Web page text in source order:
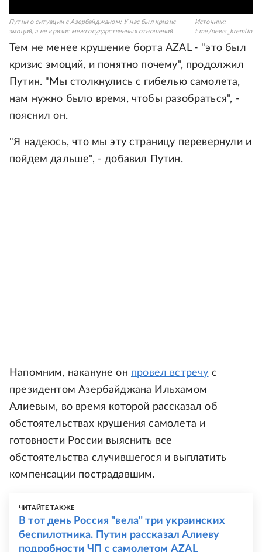
Путин о ситуации с Азербайджаном: У нас был кризис
эмоций, а не кризис межгосударственных отношений
Источник:
t.me/news_kremlin
Тем не менее крушение борта AZAL - "это был
кризис эмоций, и понятно почему", продолжил
Путин. "Мы столкнулись с гибелью самолета,
нам нужно было время, чтобы разобраться", -
пояснил он.
"Я надеюсь, что мы эту страницу перевернули и
пойдем дальше", - добавил Путин.
Напомним, накануне он провел встречу с
президентом Азербайджана Ильхамом
Алиевым, во время которой рассказал об
обстоятельствах крушения самолета и
готовности России выяснить все
обстоятельства случившегося и выплатить
компенсации пострадавшим.
ЧИТАЙТЕ ТАКЖЕ
В тот день Россия "вела" три украинских
беспилотника. Путин рассказал Алиеву
подробности ЧП с самолетом AZAL